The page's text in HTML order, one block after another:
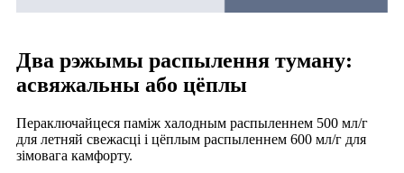
Два рэжымы распылення туману:
асвяжальны або цёплы
Пераключайцеся паміж халодным распыленнем 500 мл/г
для летняй свежасці і цёплым распыленнем 600 мл/г для
зімовага камфорту.